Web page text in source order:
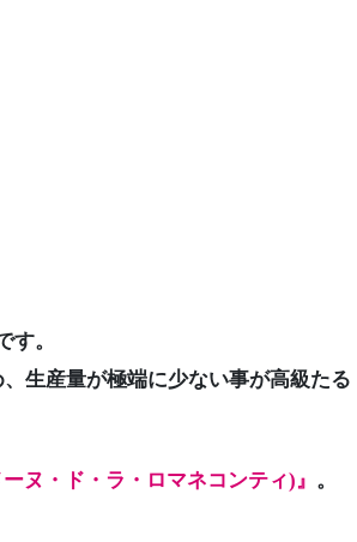
。
生産量が極端に少ない事が高級たる
ヌ・ド・ラ・ロマネコンティ)』 。